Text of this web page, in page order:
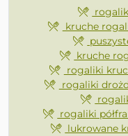
kruche
kruche
rogaliki
rogaliki
rogaliki
lukrowane